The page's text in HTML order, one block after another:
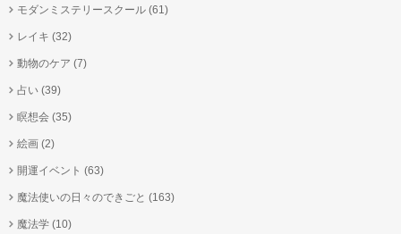
モダンミステリースクール (61)
レイキ (32)
動物のケア (7)
占い (39)
瞑想会 (35)
絵画 (2)
開運イベント (63)
魔法使いの日々のできごと (163)
魔法学 (10)